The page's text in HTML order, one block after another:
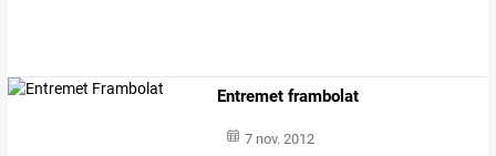
Entremet frambolat
7 nov. 2012